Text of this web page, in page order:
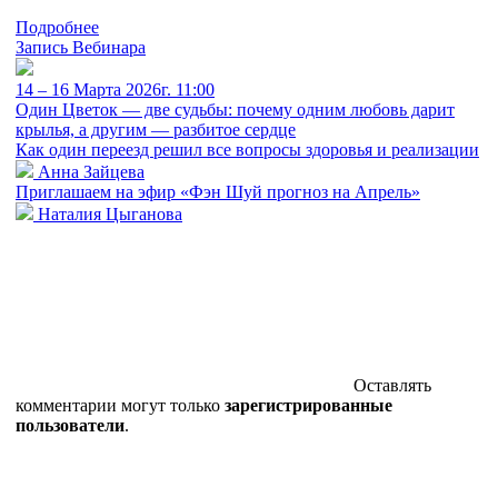
Подробнее
Запись Вебинара
14 – 16 Марта 2026г. 11:00
Один Цветок — две судьбы: почему одним любовь дарит
крылья, а другим — разбитое сердце
Как один переезд решил все вопросы здоровья и реализации
Анна Зайцева
Приглашаем на эфир «Фэн Шуй прогноз на Апрель»
Наталия Цыганова
Оставлять
комментарии могут только зарегистрированные
пользователи.